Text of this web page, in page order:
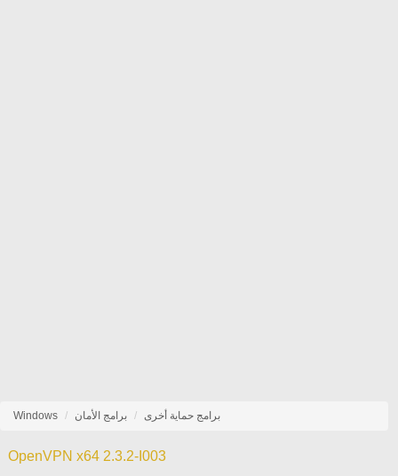
Windows برامج الأمان برامج حماية أخرى
OpenVPN x64 2.3.2-I003